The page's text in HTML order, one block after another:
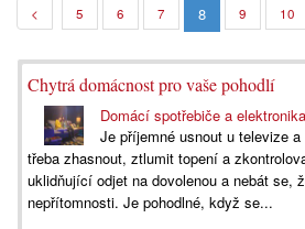
< 5 6 7 8 9 10
Chytrá domácnost pro vaše pohodlí
Domácí spotřebiče a elektronika
Je příjemné usnout u televize
třeba zhasnout, ztlumit topení a
uklidňující odjet na dovolenou a nebát se,
nepřítomnosti. Je pohodlné, když se...